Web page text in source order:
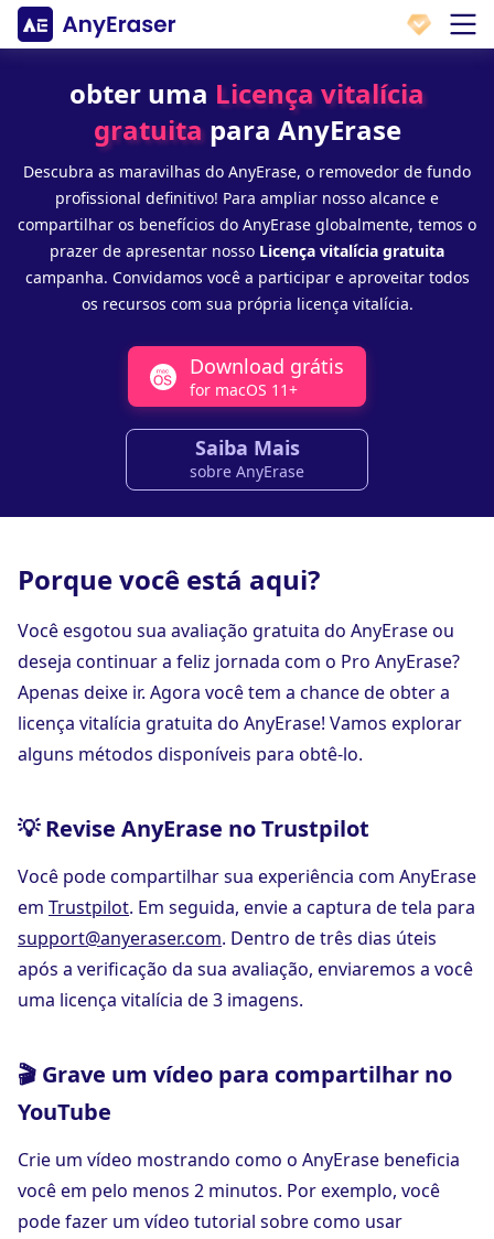
obter uma Licença vitalícia
gratuitapara AnyErase
Descubra as maravilhas do AnyErase, o removedor de fundo
profissional definitivo! Para ampliar nosso alcance e
compartilhar os benefícios do AnyErase globalmente, temos o
prazer de apresentar nosso Licença vitalícia gratuita
campanha. Convidamos você a participar e aproveitar todos
os recursos com sua própria licença vitalícia.
Download grátis
for macOS 11+
Saiba Mais
sobre AnyErase
Porque você está aqui?
Você esgotou sua avaliação gratuita do AnyErase ou
deseja continuar a feliz jornada com o Pro AnyErase?
Apenas deixe ir. Agora você tem a chance de obter a
licença vitalícia gratuita do AnyErase! Vamos explorar
alguns métodos disponíveis para obtê-lo.
💡 Revise AnyErase no Trustpilot
Você pode compartilhar sua experiência com AnyErase
em Trustpilot. Em seguida, envie a captura de tela para
support@anyeraser.com. Dentro de três dias úteis
após a verificação da sua avaliação, enviaremos a você
uma licença vitalícia de 3 imagens.
🎬 Grave um vídeo para compartilhar no
YouTube
Crie um vídeo mostrando como o AnyErase beneficia
você em pelo menos 2 minutos. Por exemplo, você
pode fazer um vídeo tutorial sobre como usar